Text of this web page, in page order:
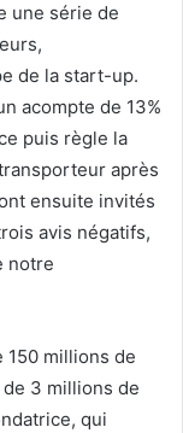
une série de
de la start-up.
acompte de 13%
puis règle la
après
ensuite invités
avis négatifs,
notre
150 millions de
3 millions de
qui